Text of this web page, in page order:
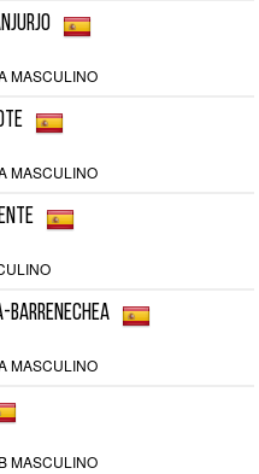
MASCULINO
MASCULINO
BARRENECHEA
MASCULINO
MASCULINO